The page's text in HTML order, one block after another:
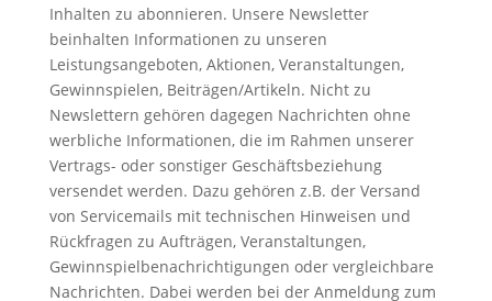
Inhalten zu abonnieren. Unsere Newsletter
beinhalten Informationen zu unseren
Leistungsangeboten, Aktionen, Veranstaltungen,
Gewinnspielen, Beiträgen/Artikeln. Nicht zu
Newslettern gehören dagegen Nachrichten ohne
werbliche Informationen, die im Rahmen unserer
Vertrags- oder sonstiger Geschäftsbeziehung
versendet werden. Dazu gehören z.B. der Versand
von Servicemails mit technischen Hinweisen und
Rückfragen zu Aufträgen, Veranstaltungen,
Gewinnspielbenachrichtigungen oder vergleichbare
Nachrichten. Dabei werden bei der Anmeldung zum